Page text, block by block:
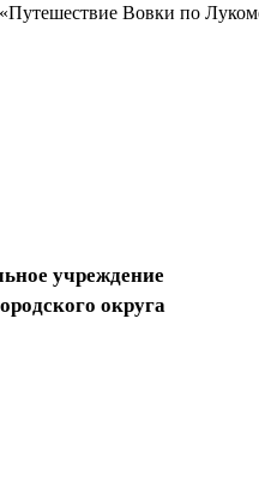
«Путешествие Вовки по
учреждение
округа